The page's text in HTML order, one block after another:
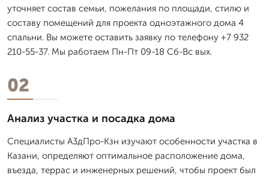
уточняет состав семьи, пожелания по площади, стилю и
составу помещений для проекта одноэтажного дома 4
спальни. Вы можете оставить заявку по телефону +7 932
210-55-37. Мы работаем Пн-Пт 09-18 Сб-Вс вых.
02
Анализ участка и посадка дома
Специалисты А3дПро-Кзн изучают особенности участка в
Казани, определяют оптимальное расположение дома,
въезда, террас и инженерных решений, чтобы проект был